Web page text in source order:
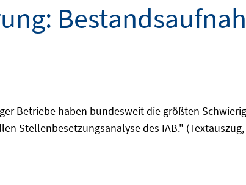
Betriebe haben bundesweit die größten
Stellenbesetzungsanalyse des IAB."